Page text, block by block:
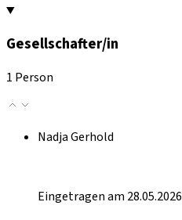
Gesellschafter/in
1 Person
Nadja Gerhold
Eingetragen am 28.05.2026